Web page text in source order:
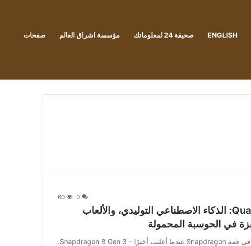
ENGLISH صحيفة 24 لمعلوماتك مؤسسة اشراق العالم صفحات
0
60
Qualcomm Snapdragon 8 Gen 3: الذكاء الاصطناعي التوليدي، والألعاب
[ad_1] أحدثت شركة كوالكوم ضجة يوم الثلاثاء في قمة Snapdragon عندما أعلنت أخيرًا – Snapdragon 8 Gen 3.